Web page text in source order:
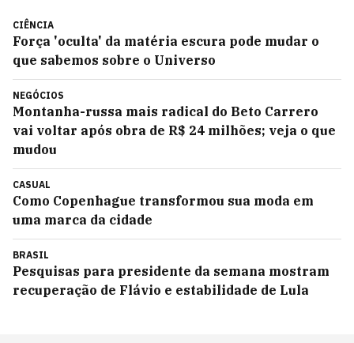
CIÊNCIA
Força 'oculta' da matéria escura pode mudar o
que sabemos sobre o Universo
NEGÓCIOS
Montanha-russa mais radical do Beto Carrero
vai voltar após obra de R$ 24 milhões; veja o que
mudou
CASUAL
Como Copenhague transformou sua moda em
uma marca da cidade
BRASIL
Pesquisas para presidente da semana mostram
recuperação de Flávio e estabilidade de Lula